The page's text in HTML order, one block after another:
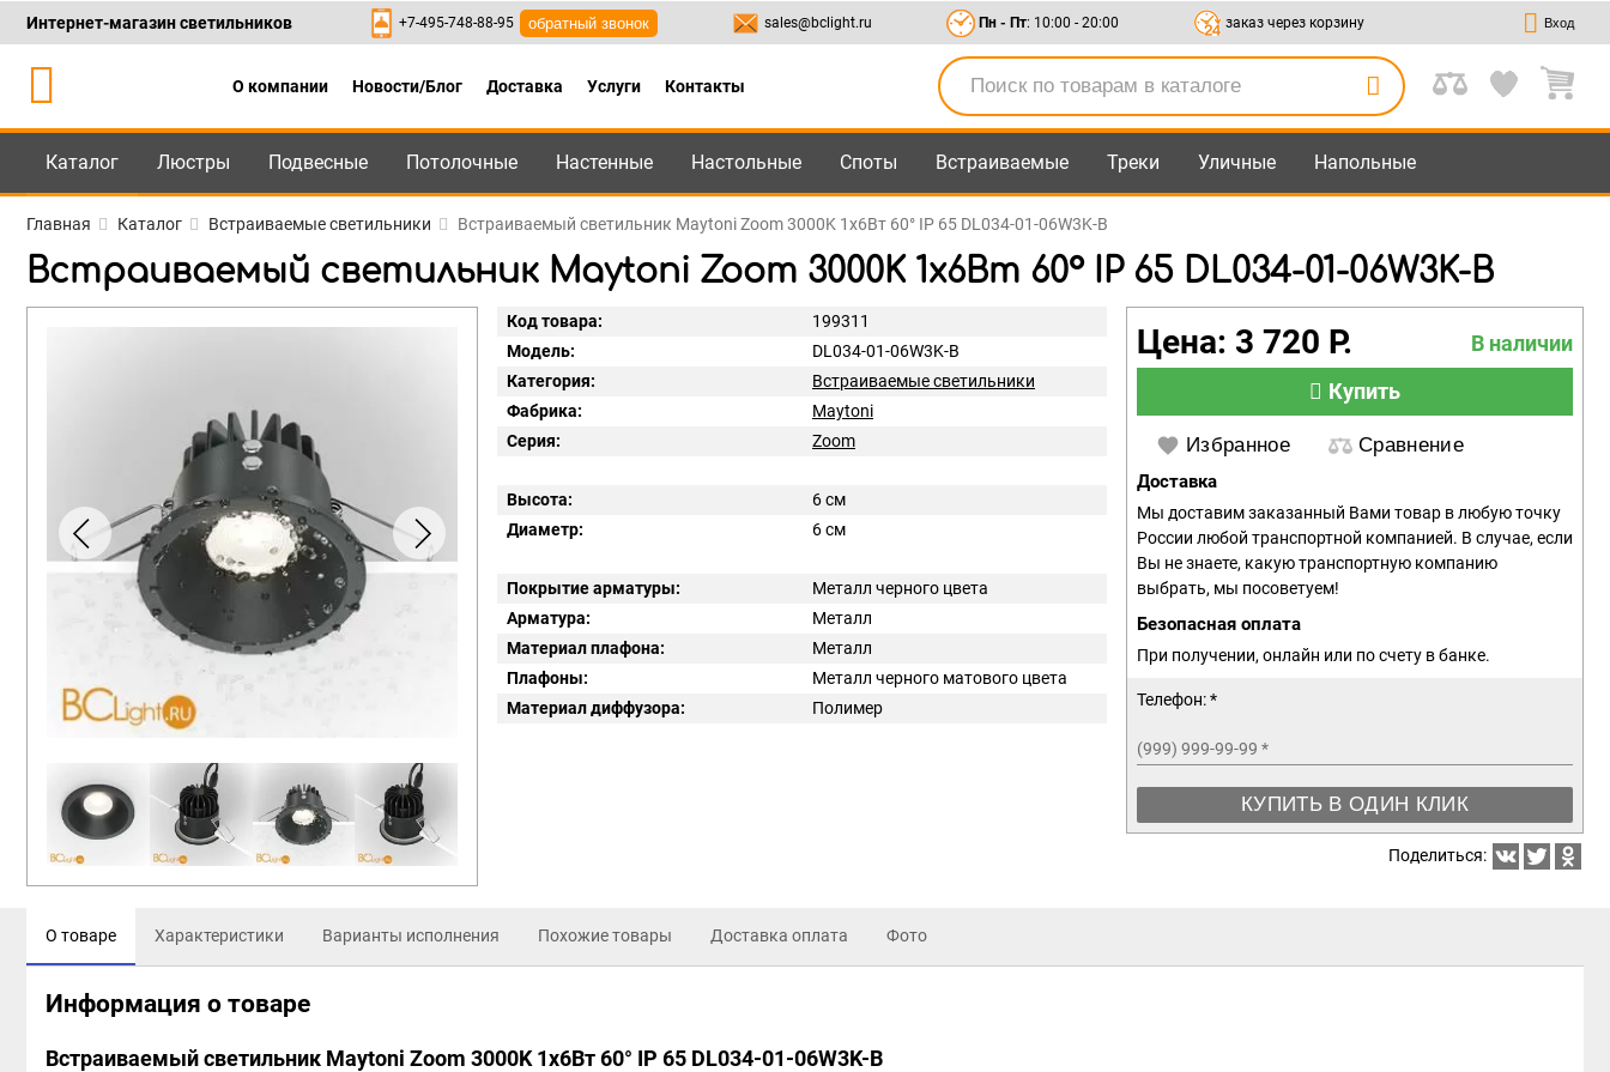
Каталог +7-495-748-88-95 ,8-800-550-95-45 sales@bclight.ru
Интернет-магазин светильников +7-495-748-88-95 обратный звонок sales@bclight.ru Пн - Пт: 10:00 - 20:00 заказ через корзину Вход
О компании Новости/Блог Доставка Услуги Контакты
Каталог Люстры Подвесные Потолочные Настенные Настольные Споты Встраиваемые Треки Уличные Напольные
Главная Каталог Встраиваемые светильники Встраиваемый светильник Maytoni Zoom 3000K 1x6Вт 60° IP 65 DL034-01-06W3K-B
Встраиваемый светильник Maytoni Zoom 3000K 1x6Вт 60° IP 65 DL034-01-06W3K-B
Код товара:
199311
Модель:
DL034-01-06W3K-B
Категория:
Встраиваемые светильники
Фабрика:
Maytoni
Серия:
Zoom
Высота:
6 см
Диаметр:
6 см
Покрытие арматуры:
Металл черного цвета
Арматура:
Металл
Материал плафона:
Металл
Плафоны:
Металл черного матового цвета
Материал диффузора:
Полимер
Цена: 3 720 Р.
В наличии
Купить
Избранное Сравнение
Доставка
Мы доставим заказанный Вами товар в любую точку
России любой транспортной компанией. В случае, если
Вы не знаете, какую транспортную компанию
выбрать, мы посоветуем!
Безопасная оплата
При получении, онлайн или по счету в банке.
Телефон: *
(999) 999-99-99 *
КУПИТЬ В ОДИН КЛИК
Поделиться:
О товаре Характеристики Варианты исполнения Похожие товары Доставка оплата Фото
Информация о товаре
Встраиваемый светильник Maytoni Zoom 3000K 1x6Вт 60° IP 65 DL034-01-06W3K-B